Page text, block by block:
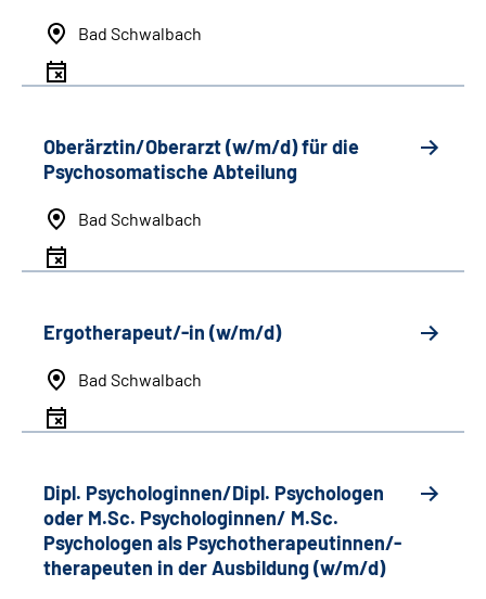
Bad Schwalbach
Oberärztin/Oberarzt (w/m/d) für die
Psychosomatische Abteilung
Bad Schwalbach
Ergotherapeut/-in (w/m/d)
Bad Schwalbach
Dipl. Psychologinnen/Dipl. Psychologen
oder M.Sc. Psychologinnen/ M.Sc.
Psychologen als Psychotherapeutinnen/-
therapeuten in der Ausbildung (w/m/d)